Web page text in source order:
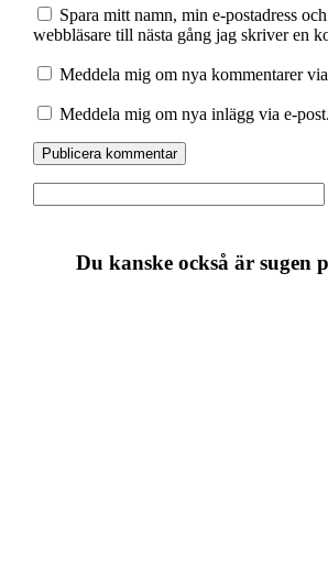
Spara mitt namn, min e-postadress
webbläsare till nästa gång jag skriver en
Meddela mig om nya kommentarer
Meddela mig om nya inlägg via e-post.
Du kanske också är sugen